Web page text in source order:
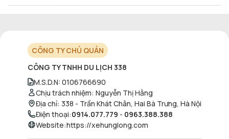
CÔNG TY CHỦ QUẢN
CÔNG TY TNHH DU LỊCH 338
M.S.D.N: 0106766690
Chịu trách nhiệm: Nguyễn Thị Hằng
Địa chỉ: 338 - Trần Khát Chân, Hai Bà Trưng, Hà Nội
Điện thoại:0914.077.779 - 0963.388.388
Website:https://xehunglong.com